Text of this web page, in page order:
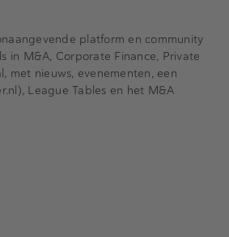
platform en community
in M&A, Corporate Finance, Private
met nieuws, evenementen, een
League Tables en het M&A